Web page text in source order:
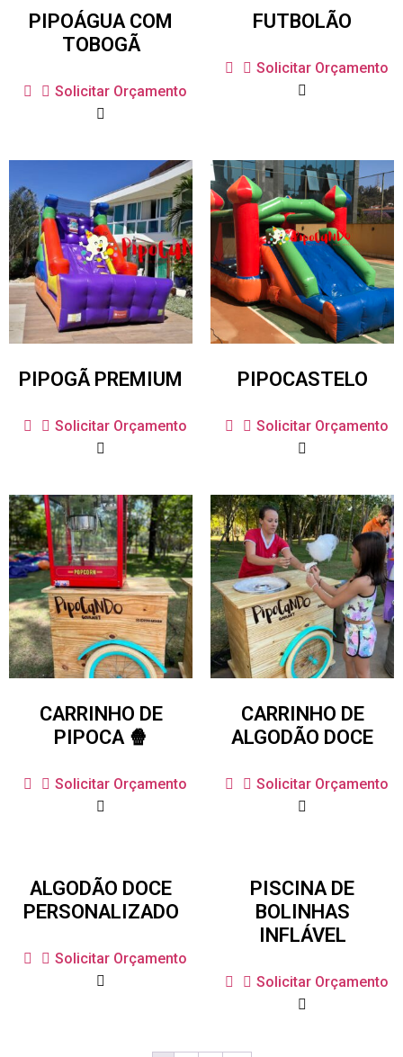
PIPOÁGUA COM
TOBOGÃ
Solicitar Orçamento
FUTBOLÃO
Solicitar Orçamento
PIPOGÃ PREMIUM
Solicitar Orçamento
PIPOCASTELO
Solicitar Orçamento
CARRINHO DE
PIPOCA 🍿
Solicitar Orçamento
CARRINHO DE
ALGODÃO DOCE
Solicitar Orçamento
ALGODÃO DOCE
PERSONALIZADO
Solicitar Orçamento
PISCINA DE
BOLINHAS
INFLÁVEL
Solicitar Orçamento